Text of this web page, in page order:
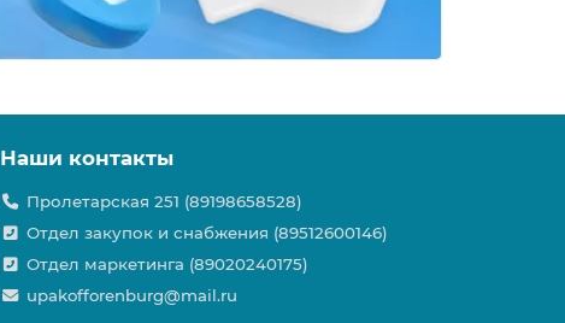
Наши контакты
Пролетарская 251 (89198658528)
Отдел закупок и снабжения (89512600146)
Отдел маркетинга (89020240175)
upakofforenburg@mail.ru